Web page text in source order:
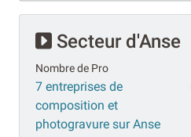
Secteur d'Anse
Nombre de Pro
7 entreprises de
composition et
photogravure sur Anse